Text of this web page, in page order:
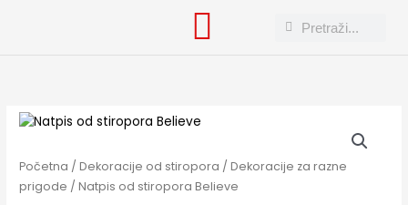
Search
Search
Početna /Dekoracije od stiropora /Dekoracije za razne
prigode / Natpis od stiropora Believe
Natpis
stiropora
Believe